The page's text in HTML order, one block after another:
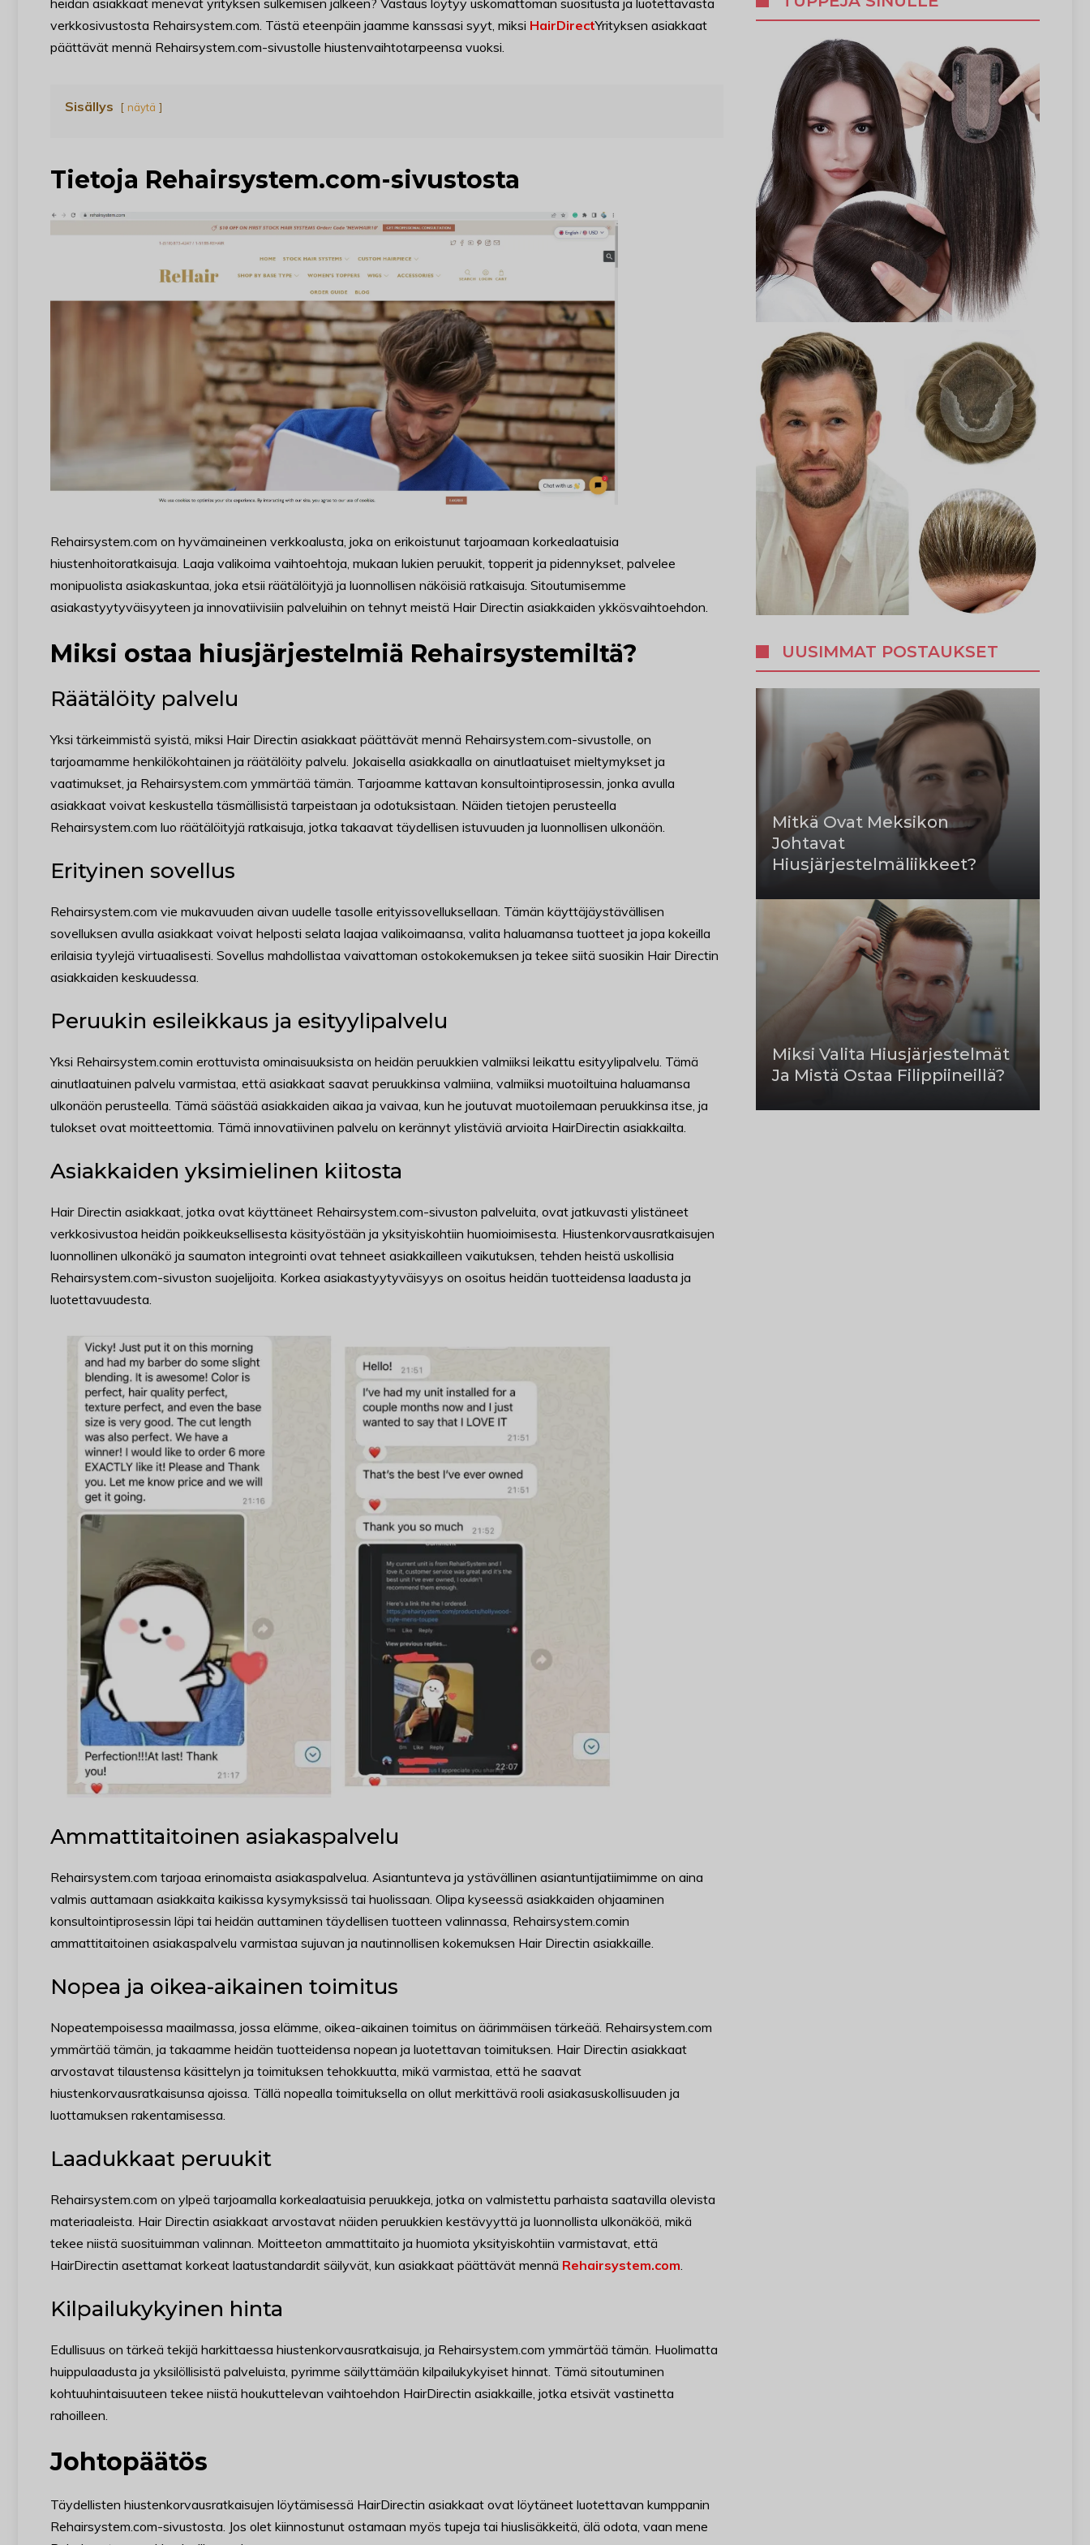
heidän asiakkaat menevät yrityksen sulkemisen jälkeen? Vastaus löytyy uskomattoman suositusta ja luotettavasta
verkkosivustosta Rehairsystem.com. Tästä eteenpäin jaamme kanssasi syyt, miksi HairDirectYrityksen asiakkaat
päättävät mennä Rehairsystem.com-sivustolle hiustenvaihtotarpeensa vuoksi.
Sisällys näytä
Tietoja Rehairsystem.com-sivustosta
Rehairsystem.com on hyvämaineinen verkkoalusta, joka on erikoistunut tarjoamaan korkealaatuisia
hiustenhoitoratkaisuja. Laaja valikoima vaihtoehtoja, mukaan lukien peruukit, topperit ja pidennykset, palvelee
monipuolista asiakaskuntaa, joka etsii räätälöityjä ja luonnollisen näköisiä ratkaisuja. Sitoutumisemme
asiakastyytyväisyyteen ja innovatiivisiin palveluihin on tehnyt meistä Hair Directin asiakkaiden ykkösvaihtoehdon.
Miksi ostaa hiusjärjestelmiä Rehairsystemiltä?
Räätälöity palvelu
Yksi tärkeimmistä syistä, miksi Hair Directin asiakkaat päättävät mennä Rehairsystem.com-sivustolle, on
tarjoamamme henkilökohtainen ja räätälöity palvelu. Jokaisella asiakkaalla on ainutlaatuiset mieltymykset ja
vaatimukset, ja Rehairsystem.com ymmärtää tämän. Tarjoamme kattavan konsultointiprosessin, jonka avulla
asiakkaat voivat keskustella täsmällisistä tarpeistaan ja odotuksistaan. Näiden tietojen perusteella
Rehairsystem.com luo räätälöityjä ratkaisuja, jotka takaavat täydellisen istuvuuden ja luonnollisen ulkonäön.
Erityinen sovellus
Rehairsystem.com vie mukavuuden aivan uudelle tasolle erityissovelluksellaan. Tämän käyttäjäystävällisen
sovelluksen avulla asiakkaat voivat helposti selata laajaa valikoimaansa, valita haluamansa tuotteet ja jopa kokeilla
erilaisia tyylejä virtuaalisesti. Sovellus mahdollistaa vaivattoman ostokokemuksen ja tekee siitä suosikin Hair Directin
asiakkaiden keskuudessa.
Peruukin esileikkaus ja esityylipalvelu
Yksi Rehairsystem.comin erottuvista ominaisuuksista on heidän peruukkien valmiiksi leikattu esityylipalvelu. Tämä
ainutlaatuinen palvelu varmistaa, että asiakkaat saavat peruukkinsa valmiina, valmiiksi muotoiltuina haluamansa
ulkonäön perusteella. Tämä säästää asiakkaiden aikaa ja vaivaa, kun he joutuvat muotoilemaan peruukkinsa itse, ja
tulokset ovat moitteettomia. Tämä innovatiivinen palvelu on kerännyt ylistäviä arvioita HairDirectin asiakkailta.
Asiakkaiden yksimielinen kiitosta
Hair Directin asiakkaat, jotka ovat käyttäneet Rehairsystem.com-sivuston palveluita, ovat jatkuvasti ylistäneet
verkkosivustoa heidän poikkeuksellisesta käsityöstään ja yksityiskohtiin huomioimisesta. Hiustenkorvausratkaisujen
luonnollinen ulkonäkö ja saumaton integrointi ovat tehneet asiakkailleen vaikutuksen, tehden heistä uskollisia
Rehairsystem.com-sivuston suojelijoita. Korkea asiakastyytyväisyys on osoitus heidän tuotteidensa laadusta ja
luotettavuudesta.
Ammattitaitoinen asiakaspalvelu
Rehairsystem.com tarjoaa erinomaista asiakaspalvelua. Asiantunteva ja ystävällinen asiantuntijatiimimme on aina
valmis auttamaan asiakkaita kaikissa kysymyksissä tai huolissaan. Olipa kyseessä asiakkaiden ohjaaminen
konsultointiprosessin läpi tai heidän auttaminen täydellisen tuotteen valinnassa, Rehairsystem.comin
ammattitaitoinen asiakaspalvelu varmistaa sujuvan ja nautinnollisen kokemuksen Hair Directin asiakkaille.
Nopea ja oikea-aikainen toimitus
Nopeatempoisessa maailmassa, jossa elämme, oikea-aikainen toimitus on äärimmäisen tärkeää. Rehairsystem.com
ymmärtää tämän, ja takaamme heidän tuotteidensa nopean ja luotettavan toimituksen. Hair Directin asiakkaat
arvostavat tilaustensa käsittelyn ja toimituksen tehokkuutta, mikä varmistaa, että he saavat
hiustenkorvausratkaisunsa ajoissa. Tällä nopealla toimituksella on ollut merkittävä rooli asiakasuskollisuuden ja
luottamuksen rakentamisessa.
Laadukkaat peruukit
Rehairsystem.com on ylpeä tarjoamalla korkealaatuisia peruukkeja, jotka on valmistettu parhaista saatavilla olevista
materiaaleista. Hair Directin asiakkaat arvostavat näiden peruukkien kestävyyttä ja luonnollista ulkonäköä, mikä
tekee niistä suosituimman valinnan. Moitteeton ammattitaito ja huomiota yksityiskohtiin varmistavat, että
HairDirectin asettamat korkeat laatustandardit säilyvät, kun asiakkaat päättävät mennä Rehairsystem.com.
Kilpailukykyinen hinta
Edullisuus on tärkeä tekijä harkittaessa hiustenkorvausratkaisuja, ja Rehairsystem.com ymmärtää tämän. Huolimatta
huippulaadusta ja yksilöllisistä palveluista, pyrimme säilyttämään kilpailukykyiset hinnat. Tämä sitoutuminen
kohtuuhintaisuuteen tekee niistä houkuttelevan vaihtoehdon HairDirectin asiakkaille, jotka etsivät vastinetta
rahoilleen.
Johtopäätös
Täydellisten hiustenkorvausratkaisujen löytämisessä HairDirectin asiakkaat ovat löytäneet luotettavan kumppanin
Rehairsystem.com-sivustosta. Jos olet kiinnostunut ostamaan myös tupeja tai hiuslisäkkeitä, älä odota, vaan mene
UUSIMMAT POSTAUKSET
Mitkä Ovat Meksikon
Johtavat
Hiusjärjestelmäliikkeet?
Miksi Valita Hiusjärjestelmät
Ja Mistä Ostaa Filippiineillä?